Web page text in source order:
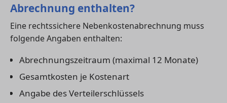
Abrechnung enthalten?
Eine rechtssichere Nebenkostenabrechnung muss
folgende Angaben enthalten:
Abrechnungszeitraum (maximal 12 Monate)
Gesamtkosten je Kostenart
Angabe des Verteilerschlüssels